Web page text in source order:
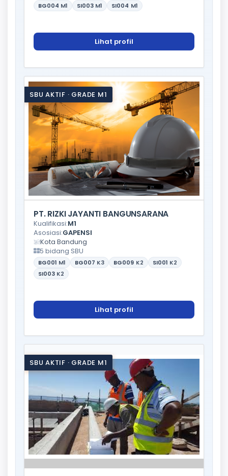
BG004 M1 SI003 M1 SI004 M1
Lihat profil
SBU AKTIF · GRADE M1
PT. RIZKI JAYANTI BANGUNSARANA
Kualifikasi:M1
Asosiasi:GAPENSI
Kota Bandung
5 bidang SBU
BG001 M1 BG007 K3 BG009 K2 SI001 K2
SI003 K2
Lihat profil
SBU AKTIF · GRADE M1